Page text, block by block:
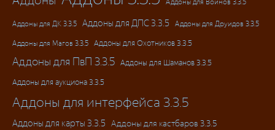
Аддоны для Воинов 3.3.5
Аддоны для ДК 3.3.5 Аддоны для ДПС 3.3.5 Аддоны для Друидов 3.3.5
Аддоны для Магов 3.3.5 Аддоны для Охотников 3.3.5
Аддоны для ПвП 3.3.5 Аддоны для Шаманов 3.3.5
Аддоны для аукциона 3.3.5
Аддоны для интерфейса 3.3.5
Аддоны для карты 3.3.5 Аддоны для кастбаров 3.3.5